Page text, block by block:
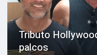
Tributo
palcos